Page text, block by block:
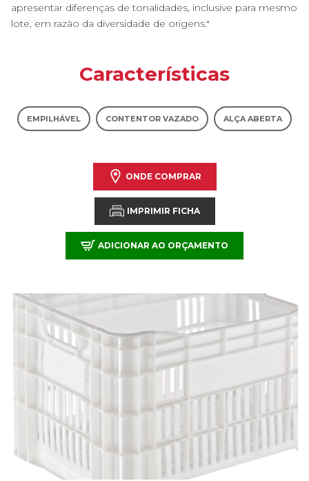
apresentar diferenças de tonalidades, inclusive para mesmo
lote, em razão da diversidade de origens."
Características
EMPILHÁVEL CONTENTOR VAZADO ALÇA ABERTA
ONDE COMPRAR
IMPRIMIR FICHA
ADICIONAR AO ORÇAMENTO